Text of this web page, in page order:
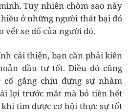
Tuy nhiên chòm sao này
ở những người thất bại đó
xe đổ của người đó.
cải thiện, bạn cần phải kiên
đầu tư tốt. Điều đó cũng
cố gắng chịu đựng sự nhàm
lợi trước mắt mà bỏ tiền hết
tìm được cơ hội thực sự tốt